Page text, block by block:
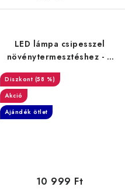
LED lámpa csipesszel
növénytermesztéshez - 3
(58 %)
Akció
Ajándék ötlet
10 999 Ft